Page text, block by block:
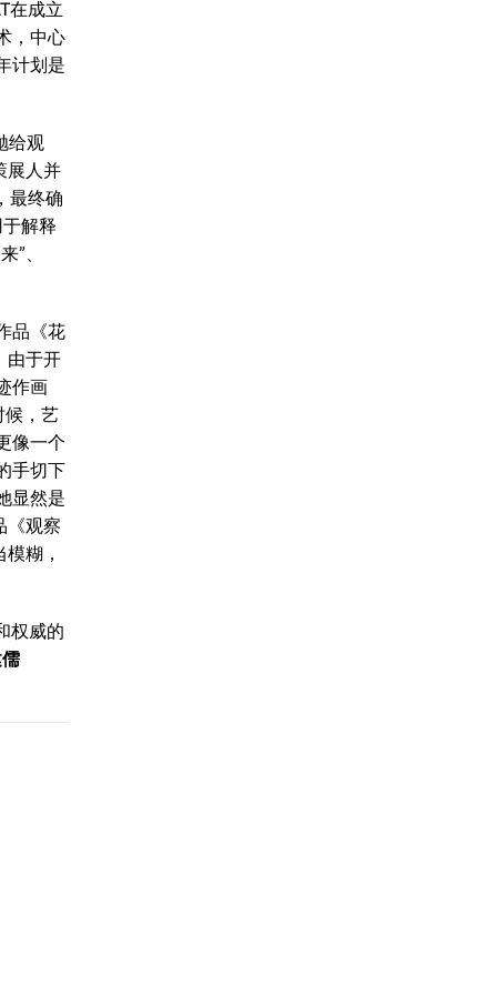
在成立
，中心
计划是
给观
展人并
最终确
解释
”、
品《花
由于开
作画
候，艺
像一个
手切下
显然是
《观察
糊，
权威的